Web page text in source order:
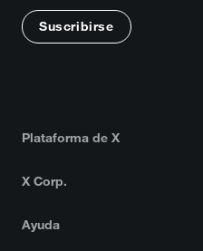
Suscribirse
Plataforma de X
X Corp.
Ayuda